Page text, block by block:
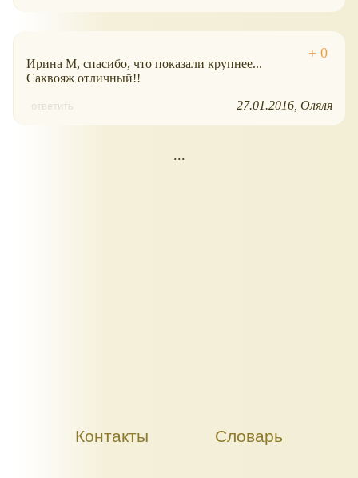
Ирина М, спасибо, что показали крупнее...
Саквояж отличный!!
ответить 27.01.2016 Оляля
...
Контакты Словарь